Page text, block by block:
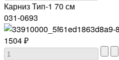
Карниз Тип-1 70 см
031-0693
1504 ₽